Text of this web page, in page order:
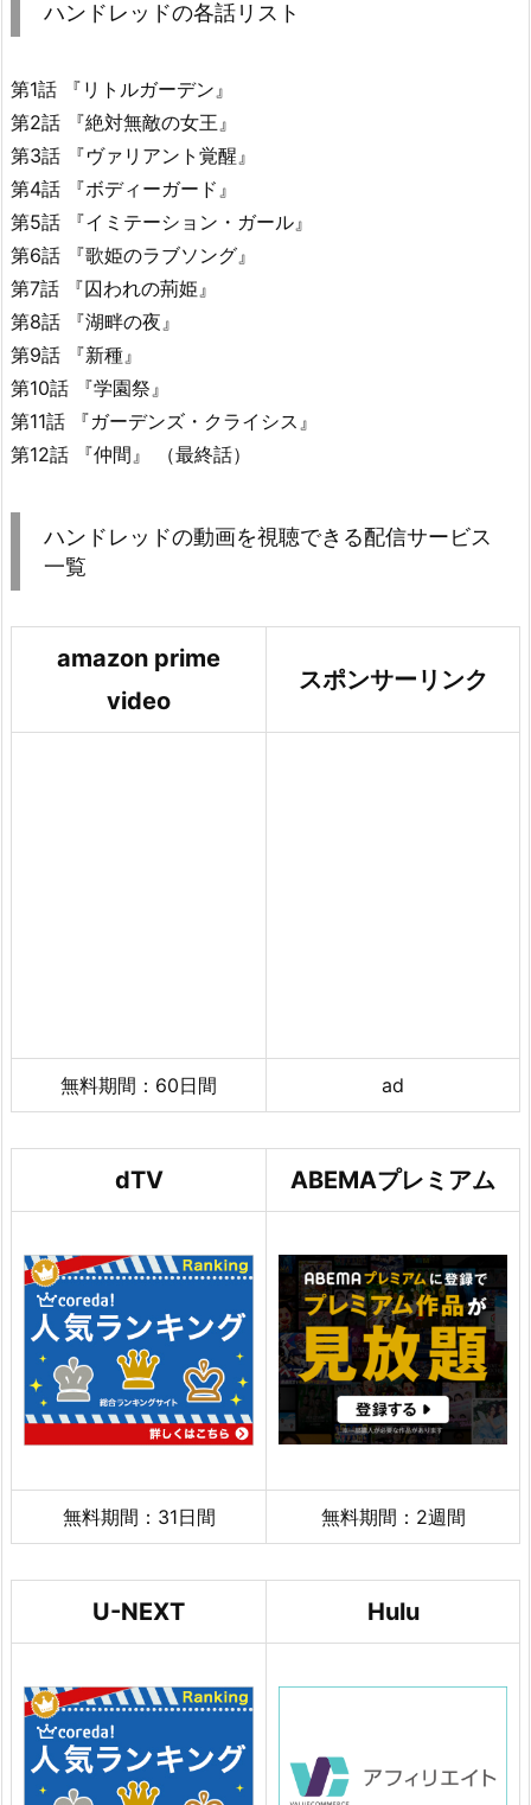
ハンドレッドの各話リスト
第1話 『リトルガーデン』
第2話 『絶対無敵の女王』
第3話 『ヴァリアント覚醒』
第4話 『ボディーガード』
第5話 『イミテーション・ガール』
第6話 『歌姫のラブソング』
第7話 『囚われの荊姫』
第8話 『湖畔の夜』
第9話 『新種』
第10話 『学園祭』
第11話 『ガーデンズ・クライシス』
第12話 『仲間』 （最終話）
ハンドレッドの動画を視聴できる配信サービス
一覧
amazon prime
video
スポンサーリンク
無料期間：60日間 ad
dTV ABEMAプレミアム
無料期間：31日間 無料期間：2週間
U-NEXT Hulu